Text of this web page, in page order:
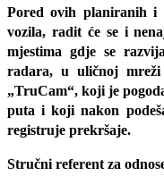
Pored ovih planiranih i
vozila, radit će se i
mjestima gdje se
radara, u uličnoj
„TruCam“, koji je
puta i koji nakon
registruje prekršaje.
Stručni referent za